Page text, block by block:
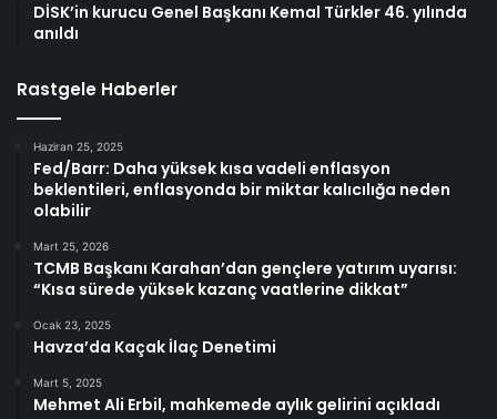
DİSK’in kurucu Genel Başkanı Kemal Türkler 46. yılında
anıldı
Rastgele Haberler
Haziran 25, 2025
Fed/Barr: Daha yüksek kısa vadeli enflasyon
beklentileri, enflasyonda bir miktar kalıcılığa neden
olabilir
Mart 25, 2026
TCMB Başkanı Karahan’dan gençlere yatırım uyarısı:
“Kısa sürede yüksek kazanç vaatlerine dikkat”
Ocak 23, 2025
Havza’da Kaçak İlaç Denetimi
Mart 5, 2025
Mehmet Ali Erbil, mahkemede aylık gelirini açıkladı